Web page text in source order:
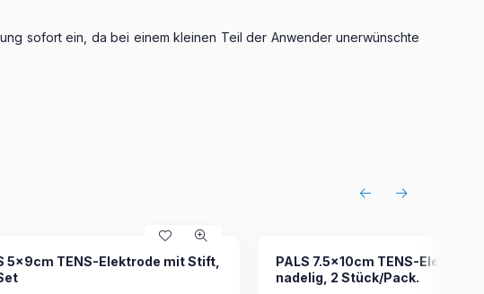
5x9cm TENS-Elektrode mit Stift,
PALS 7.5x10cm TENS-
nadelig, 2 Stück/Pack.
sofort ein, da bei einem kleinen Teil der Anwender unerwünschte